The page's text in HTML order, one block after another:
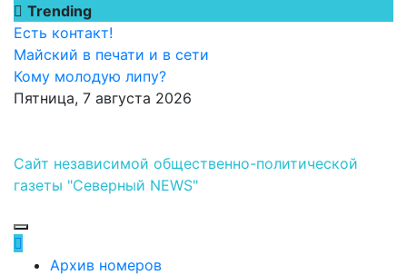
Перейти
содержимому
Trending
Есть контакт!
Майский в печати и в сети
Кому молодую липу?
Пятница, 7 августа 2026
Сайт независимой общественно-политической
газеты "Северный NEWS"
Архив номеров